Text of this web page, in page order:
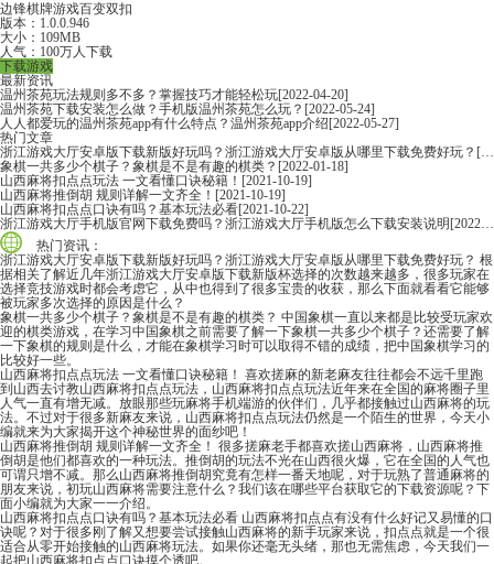
边锋棋牌游戏百变双扣
版本：1.0.0.946
大小：109MB
人气：100万人下载
下载游戏
最新资讯
温州茶苑玩法规则多不多？掌握技巧才能轻松玩[2022-04-20]
温州茶苑下载安装怎么做？手机版温州茶苑怎么玩？ [2022-05-24]
人人都爱玩的温州茶苑app有什么特点？温州茶苑app介绍[2022-05-27]
热门文章
浙江游戏大厅安卓版下载新版好玩吗？浙江游戏大厅安卓版从哪里下载免费好玩？ [2022-06-16]
象棋一共多少个棋子？象棋是不是有趣的棋类？ [2022-01-18]
山西麻将扣点点玩法 一文看懂口诀秘籍！ [2021-10-19]
山西麻将推倒胡 规则详解一文齐全！ [2021-10-19]
山西麻将扣点点口诀有吗？基本玩法必看[2021-10-22]
浙江游戏大厅手机版官网下载免费吗？浙江游戏大厅手机版怎么下载安装说明 [2022-06-16]
热门资讯：
浙江游戏大厅安卓版下载新版好玩吗？浙江游戏大厅安卓版从哪里下载免费好玩？ 根
据相关了解近几年浙江游戏大厅安卓版下载新版杯选择的次数越来越多，很多玩家在
选择竞技游戏时都会考虑它，从中也得到了很多宝贵的收获，那么下面就看看它能够
被玩家多次选择的原因是什么？
象棋一共多少个棋子？象棋是不是有趣的棋类？ 中国象棋一直以来都是比较受玩家欢
迎的棋类游戏，在学习中国象棋之前需要了解一下象棋一共多少个棋子？还需要了解
一下象棋的规则是什么，才能在象棋学习时可以取得不错的成绩，把中国象棋学习的
比较好一些。
山西麻将扣点点玩法 一文看懂口诀秘籍！ 喜欢搓麻的新老麻友往往都会不远千里跑
到山西去讨教山西麻将扣点点玩法，山西麻将扣点点玩法近年来在全国的麻将圈子里
人气一直有增无减。放眼那些玩麻将手机端游的伙伴们，几乎都接触过山西麻将的玩
法。不过对于很多新麻友来说，山西麻将扣点点玩法仍然是一个陌生的世界，今天小
编就来为大家揭开这个神秘世界的面纱吧！
山西麻将推倒胡 规则详解一文齐全！ 很多搓麻老手都喜欢搓山西麻将，山西麻将推
倒胡是他们都喜欢的一种玩法。推倒胡的玩法不光在山西很火爆，它在全国的人气也
可谓只增不减。那么山西麻将推倒胡究竟有怎样一番天地呢，对于玩熟了普通麻将的
朋友来说，初玩山西麻将需要注意什么？我们该在哪些平台获取它的下载资源呢？下
面小编就为大家一一介绍。
山西麻将扣点点口诀有吗？基本玩法必看 山西麻将扣点点有没有什么好记又易懂的口
诀呢？对于很多刚了解又想要尝试接触山西麻将的新手玩家来说，扣点点就是一个很
适合从零开始接触的山西麻将玩法。如果你还毫无头绪，那也无需焦虑，今天我们一
起把山西麻将扣点点口诀摸个透吧。